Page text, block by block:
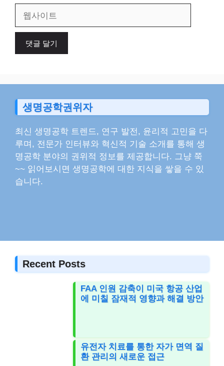
일
이
생명공학권위자
최신 생명공학 트렌드, 연구 발전, 윤리적 고민을 다
루며, 전문가 인터뷰와 혁신적 기술 소개를 통해 생
명공학 분야의 권위적 정보를 제공합니다. 그냥 쭉
~~ 읽어보시면 생명공학에 대한 지식을 쌓을 수 있
습니다.
Recent Posts
FAA 인원 감축이 미국 항공 산업
에 미칠 잠재적 영향과 해결 방안
유전자 치료를 통한 자가 면역 질
환 관리의 새로운 접근